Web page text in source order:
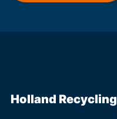
Holland Recycling